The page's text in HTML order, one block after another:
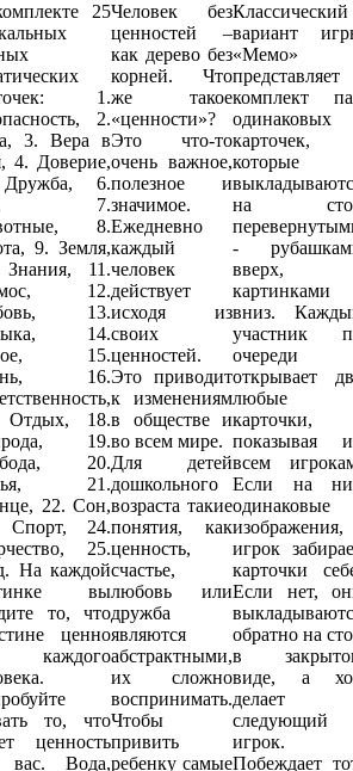
25
1.
2.
3. Вера в
4. Доверие,
6.
7.
8.
9. Земля,
11.
12.
13.
14.
15.
16.
Отдых, 18.
19.
20.
21.
22. Сон,
Спорт, 24.
25.
На каждой
вы
то, что
ценно
каждого
то, что
ценность
вас. Вода,
Человек без
ценностей –
как дерево без
корней. Что
же такое
«ценности»?
Это что-то
очень важное,
полезное и
значимое.
Ежедневно
каждый
человек
действует
исходя из
своих
ценностей.
Это приводит
к изменениям
в обществе и
во всем мире.
Для детей
дошкольного
возраста такие
понятия, как
ценность,
счастье,
любовь или
дружба
являются
абстрактными,
их сложно
воспринимать.
Чтобы
привить
ребенку самые
Классический
вариант
«Мемо»
представляет
комплект
одинаковых
карточек,
которые
на
-
вверх,
картинками
вниз.
участник
очереди
открывает
любые
карточки,
показывая
всем
Если на
одинаковые
изображения,
игрок
карточки
Если нет,
обратно на
в
виде, а
делает
следующий
игрок.
Побеждает